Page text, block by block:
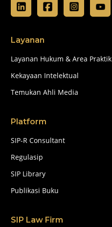
Layanan
Layanan Hukum & Area Praktik
Kekayaan Intelektual
Temukan Ahli Media
Platform
SIP-R Consultant
Regulasip
SIP Library
Publikasi Buku
SIP Law Firm